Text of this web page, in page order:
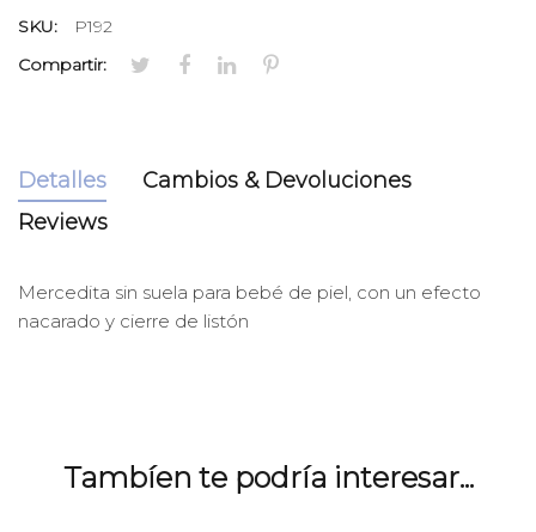
SKU:
P192
Compartir:
Detalles
Cambios & Devoluciones
Reviews
Mercedita sin suela para bebé de piel, con un efecto
nacarado y cierre de listón
Tambíen te podría interesar...